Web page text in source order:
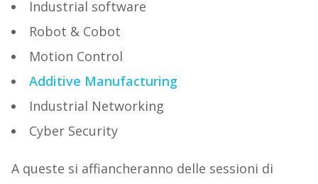
Industrial software
Robot & Cobot
Motion Control
Additive Manufacturing
Industrial Networking
Cyber Security
A queste si affiancheranno delle sessioni di